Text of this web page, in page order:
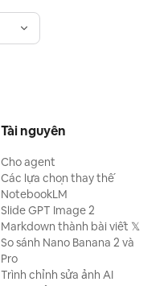
Tài nguyên
Cho agent
Các lựa chọn thay thế
NotebookLM
Slide GPT Image 2
Markdown thành bài viết 𝕏
So sánh Nano Banana 2 và
Pro
Trình chỉnh sửa ảnh AI